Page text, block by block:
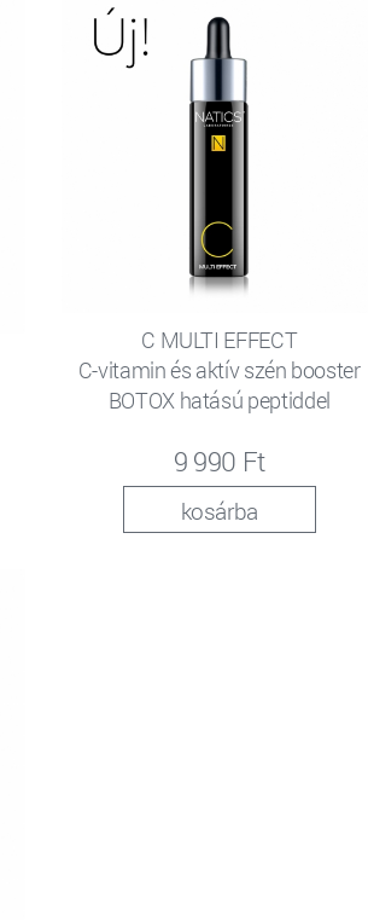
C MULTI EFFECT
C-vitamin és aktív szén booster
BOTOX hatású peptiddel
9 990 Ft
kosárba